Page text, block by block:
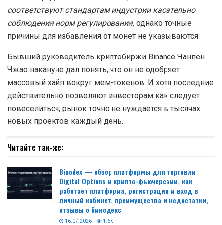
соответствуют стандартам индустрии касательно
соблюдения норм регулирования, однако точные
причины для избавления от монет не указываются.
Бывший руководитель криптобиржи Binance Чанпен
Чжао накануне дал понять, что он не одобряет
массовый хайп вокруг мем-токенов. И хотя последние
действительно позволяют инвесторам как следует
повеселиться, рынок точно не нуждается в тысячах
новых проектов каждый день.
Читайте так-же:
Binodex — обзор платформы для торговли
Digital Options и крипто-фьючерсами, как
работает платформа, регистрация и вход в
личный кабинет, преимущества и недостатки,
отзывы о бинодекс
16.07.2026 1.6K